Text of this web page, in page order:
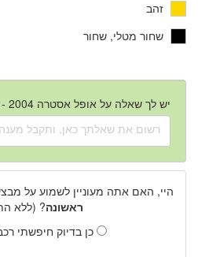
זהב
שחור מטלי, שחור
יש לך שאלה על אופל אסטרה 2004 - 2009 יד שנייה?
היי, האם אתה מעוניין לשמוע על
ראשונה? (ללא
כן בדיוק חיפשתי